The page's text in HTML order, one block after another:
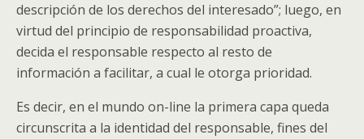
descripción de los derechos del interesado”; luego, en
virtud del principio de responsabilidad proactiva,
decida el responsable respecto al resto de
información a facilitar, a cual le otorga prioridad.
Es decir, en el mundo on-line la primera capa queda
circunscrita a la identidad del responsable, fines del